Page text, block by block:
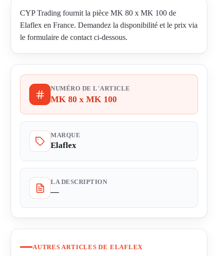
CYP Trading fournit la pièce MK 80 x MK 100 de
Elaflex en France. Demandez la disponibilité et le prix via
le formulaire de contact ci-dessous.
NUMÉRO DE L'ARTICLE
MK 80 x MK 100
MARQUE
Elaflex
LA DESCRIPTION
—
AUTRES ARTICLES DE ELAFLEX